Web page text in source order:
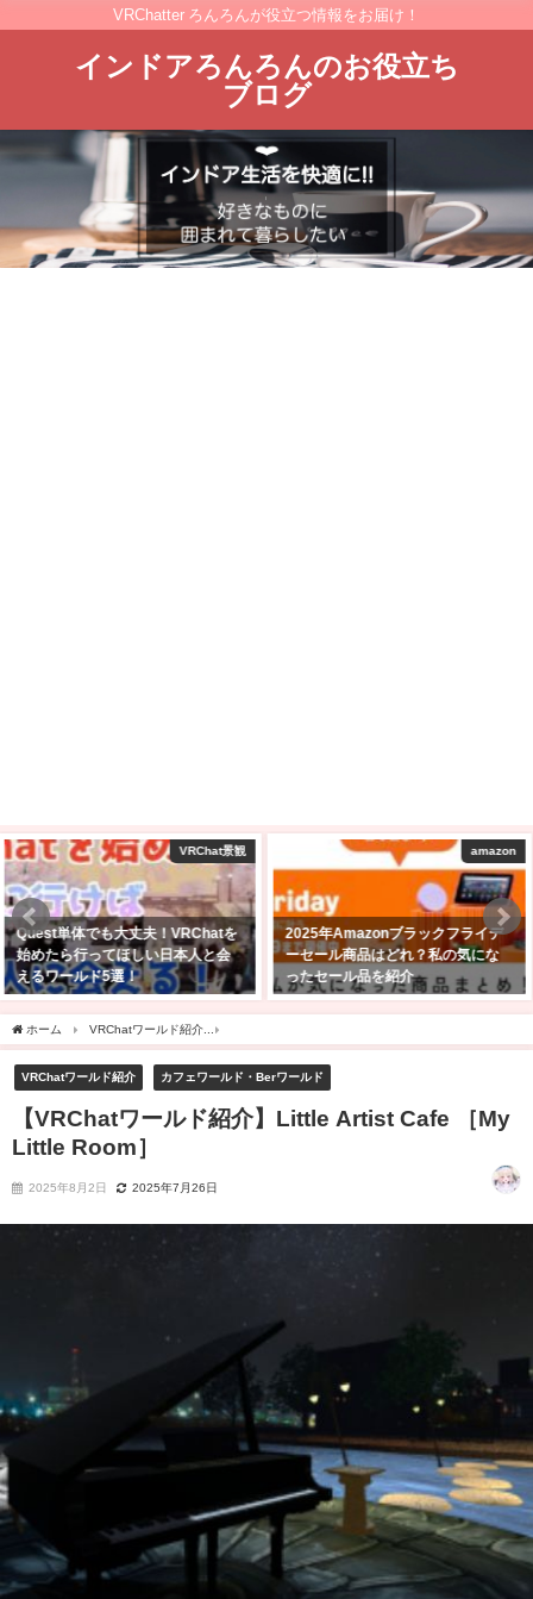
VRChatter ろんろんが役立つ情報をお届け！
インドアろんろんのお役立ち
ブログ
amazon
2025年Amazonブラックフライデ
ーセール商品はどれ？私の気にな
ったセール品を紹介
VRChatワールド紹介
【VRChat】10人以上の大人数で遊
びたいゲームワールド10選！！
2025年2月9日
ホーム VRChatワールド紹介
VRChatワールド紹介 カフェワールド・Berワールド
【VRChatワールド紹介】Little Artist Cafe ［My
Little Room］
2025年8月2日 2025年7月26日